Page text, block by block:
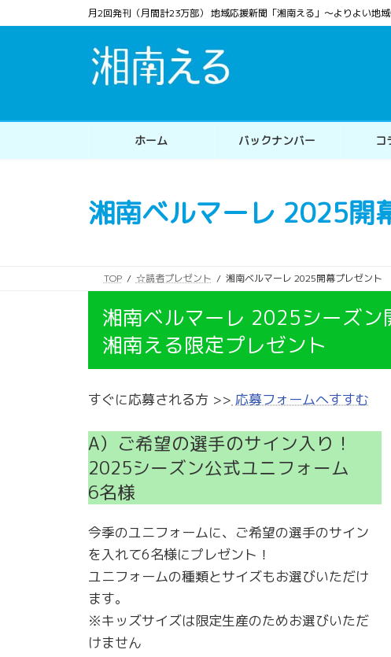
ン
ス
ビ
ン
月2回発刊（月間計23万部） 地域応援新聞「湘南える」〜よりよい地
ホーム バックナンバー コ
湘南ベルマーレ 2025開
TOP ☆読者プレゼント 湘南ベルマーレ 2025開幕プレゼント
湘南ベルマーレ 2025シーズン
湘南える限定プレゼント
すぐに応募される方 >> 応募フォームへすすむ
A）ご希望の選手のサイン入り！
2025シーズン公式ユニフォーム
6名様
今季のユニフォームに、ご希望の選手のサイン
を入れて6名様にプレゼント！
ユニフォームの種類とサイズもお選びいただけ
ます。
※キッズサイズは限定生産のためお選びいただ
けません